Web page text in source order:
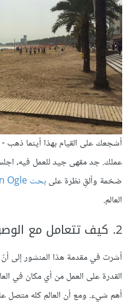
أشجعك على القيام بهذا أينما
عملك. جد مقهى جيد للعمل فيه،
ضخمة وألقِ نظرة علىبحث Sean Ogle
العالم.
2. كيف تتعامل مع الوصول المحدود للإنترنت
أشرت في مقدمة هذا المنشور إلى
القدرة على العمل من أي مكان في
أهم شيء. ومع أن العالم كله متصل